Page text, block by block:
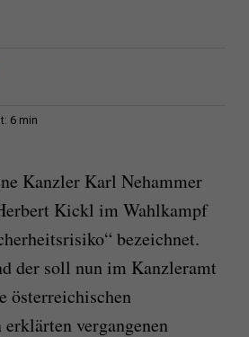
6 min
Kanzler Karl Nehammer
Kickl im Wahlkampf
bezeichnet.
der soll nun im Kanzleramt
österreichischen
vergangenen